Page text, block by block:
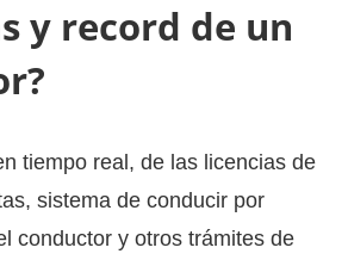
y record de un
tiempo real, de las licencias de
sistema de conducir por
conductor y otros trámites de